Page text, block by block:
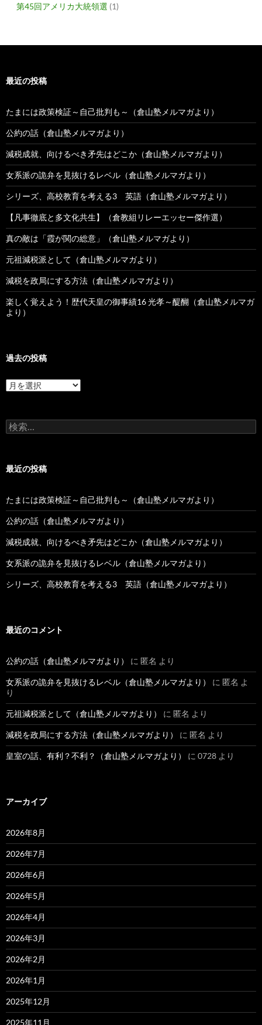
第45回アメリカ大統領選 (1)
最近の投稿
たまには政策検証～自己批判も～（倉山塾メルマガより）
公約の話（倉山塾メルマガより）
減税成就、向けるべき矛先はどこか（倉山塾メルマガより）
女系派の詭弁を見抜けるレベル（倉山塾メルマガより）
シリーズ、高校教育を考える3 英語（倉山塾メルマガより）
【凡事徹底と多文化共生】（倉教組リレーエッセー傑作選）
真の敵は「霞が関の総意」（倉山塾メルマガより）
元祖減税派として（倉山塾メルマガより）
減税を政局にする方法（倉山塾メルマガより）
楽しく覚えよう！歴代天皇の御事績16 光孝～醍醐（倉山塾メルマガ
より）
過去の投稿
過
去
稿
検
索:
最近の投稿
たまには政策検証～自己批判も～（倉山塾メルマガより）
公約の話（倉山塾メルマガより）
減税成就、向けるべき矛先はどこか（倉山塾メルマガより）
女系派の詭弁を見抜けるレベル（倉山塾メルマガより）
シリーズ、高校教育を考える3 英語（倉山塾メルマガより）
最近のコメント
公約の話（倉山塾メルマガより） に 匿名 より
女系派の詭弁を見抜けるレベル（倉山塾メルマガより） に 匿名 よ
り
元祖減税派として（倉山塾メルマガより） に 匿名 より
減税を政局にする方法（倉山塾メルマガより） に 匿名 より
皇室の話、有利？不利？（倉山塾メルマガより） に 0728 より
アーカイブ
2026年8月
2026年7月
2026年6月
2026年5月
2026年4月
2026年3月
2026年2月
2026年1月
2025年12月
2025年11月